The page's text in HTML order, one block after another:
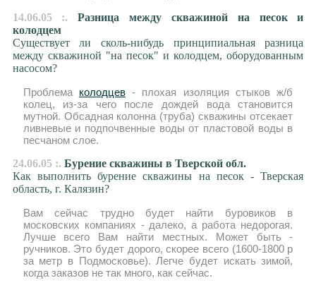
14.06.05 :. Разница между скважиной на песок и
колодцем
Существует ли сколь-нибудь принципиальная разница
между скважиной "на песок" и колодцем, оборудованным
насосом?
Проблема колодцев- плохая изоляция стыков ж/б
колец, из-за чего после дождей вода становится
мутной. Обсадная колонна (труба) скважины отсекает
ливневые и подпочвенные воды от пластовой воды в
песчаном слое.
24.06.05 :. Бурение скважины в Тверской обл.
Как выполнить бурение скважины на песок - Тверская
область, г. Калязин?
Вам сейчас трудно будет найти буровиков в
московских компаниях - далеко, а работа недорогая.
Лучше всего Вам найти местных. Может быть -
ручников. Это будет дорого, скорее всего (1600-1800 р
за метр в Подмосковье). Легче будет искать зимой,
когда заказов не так много, как сейчас.